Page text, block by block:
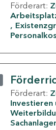
Förderart:
Förderart:
Investieren